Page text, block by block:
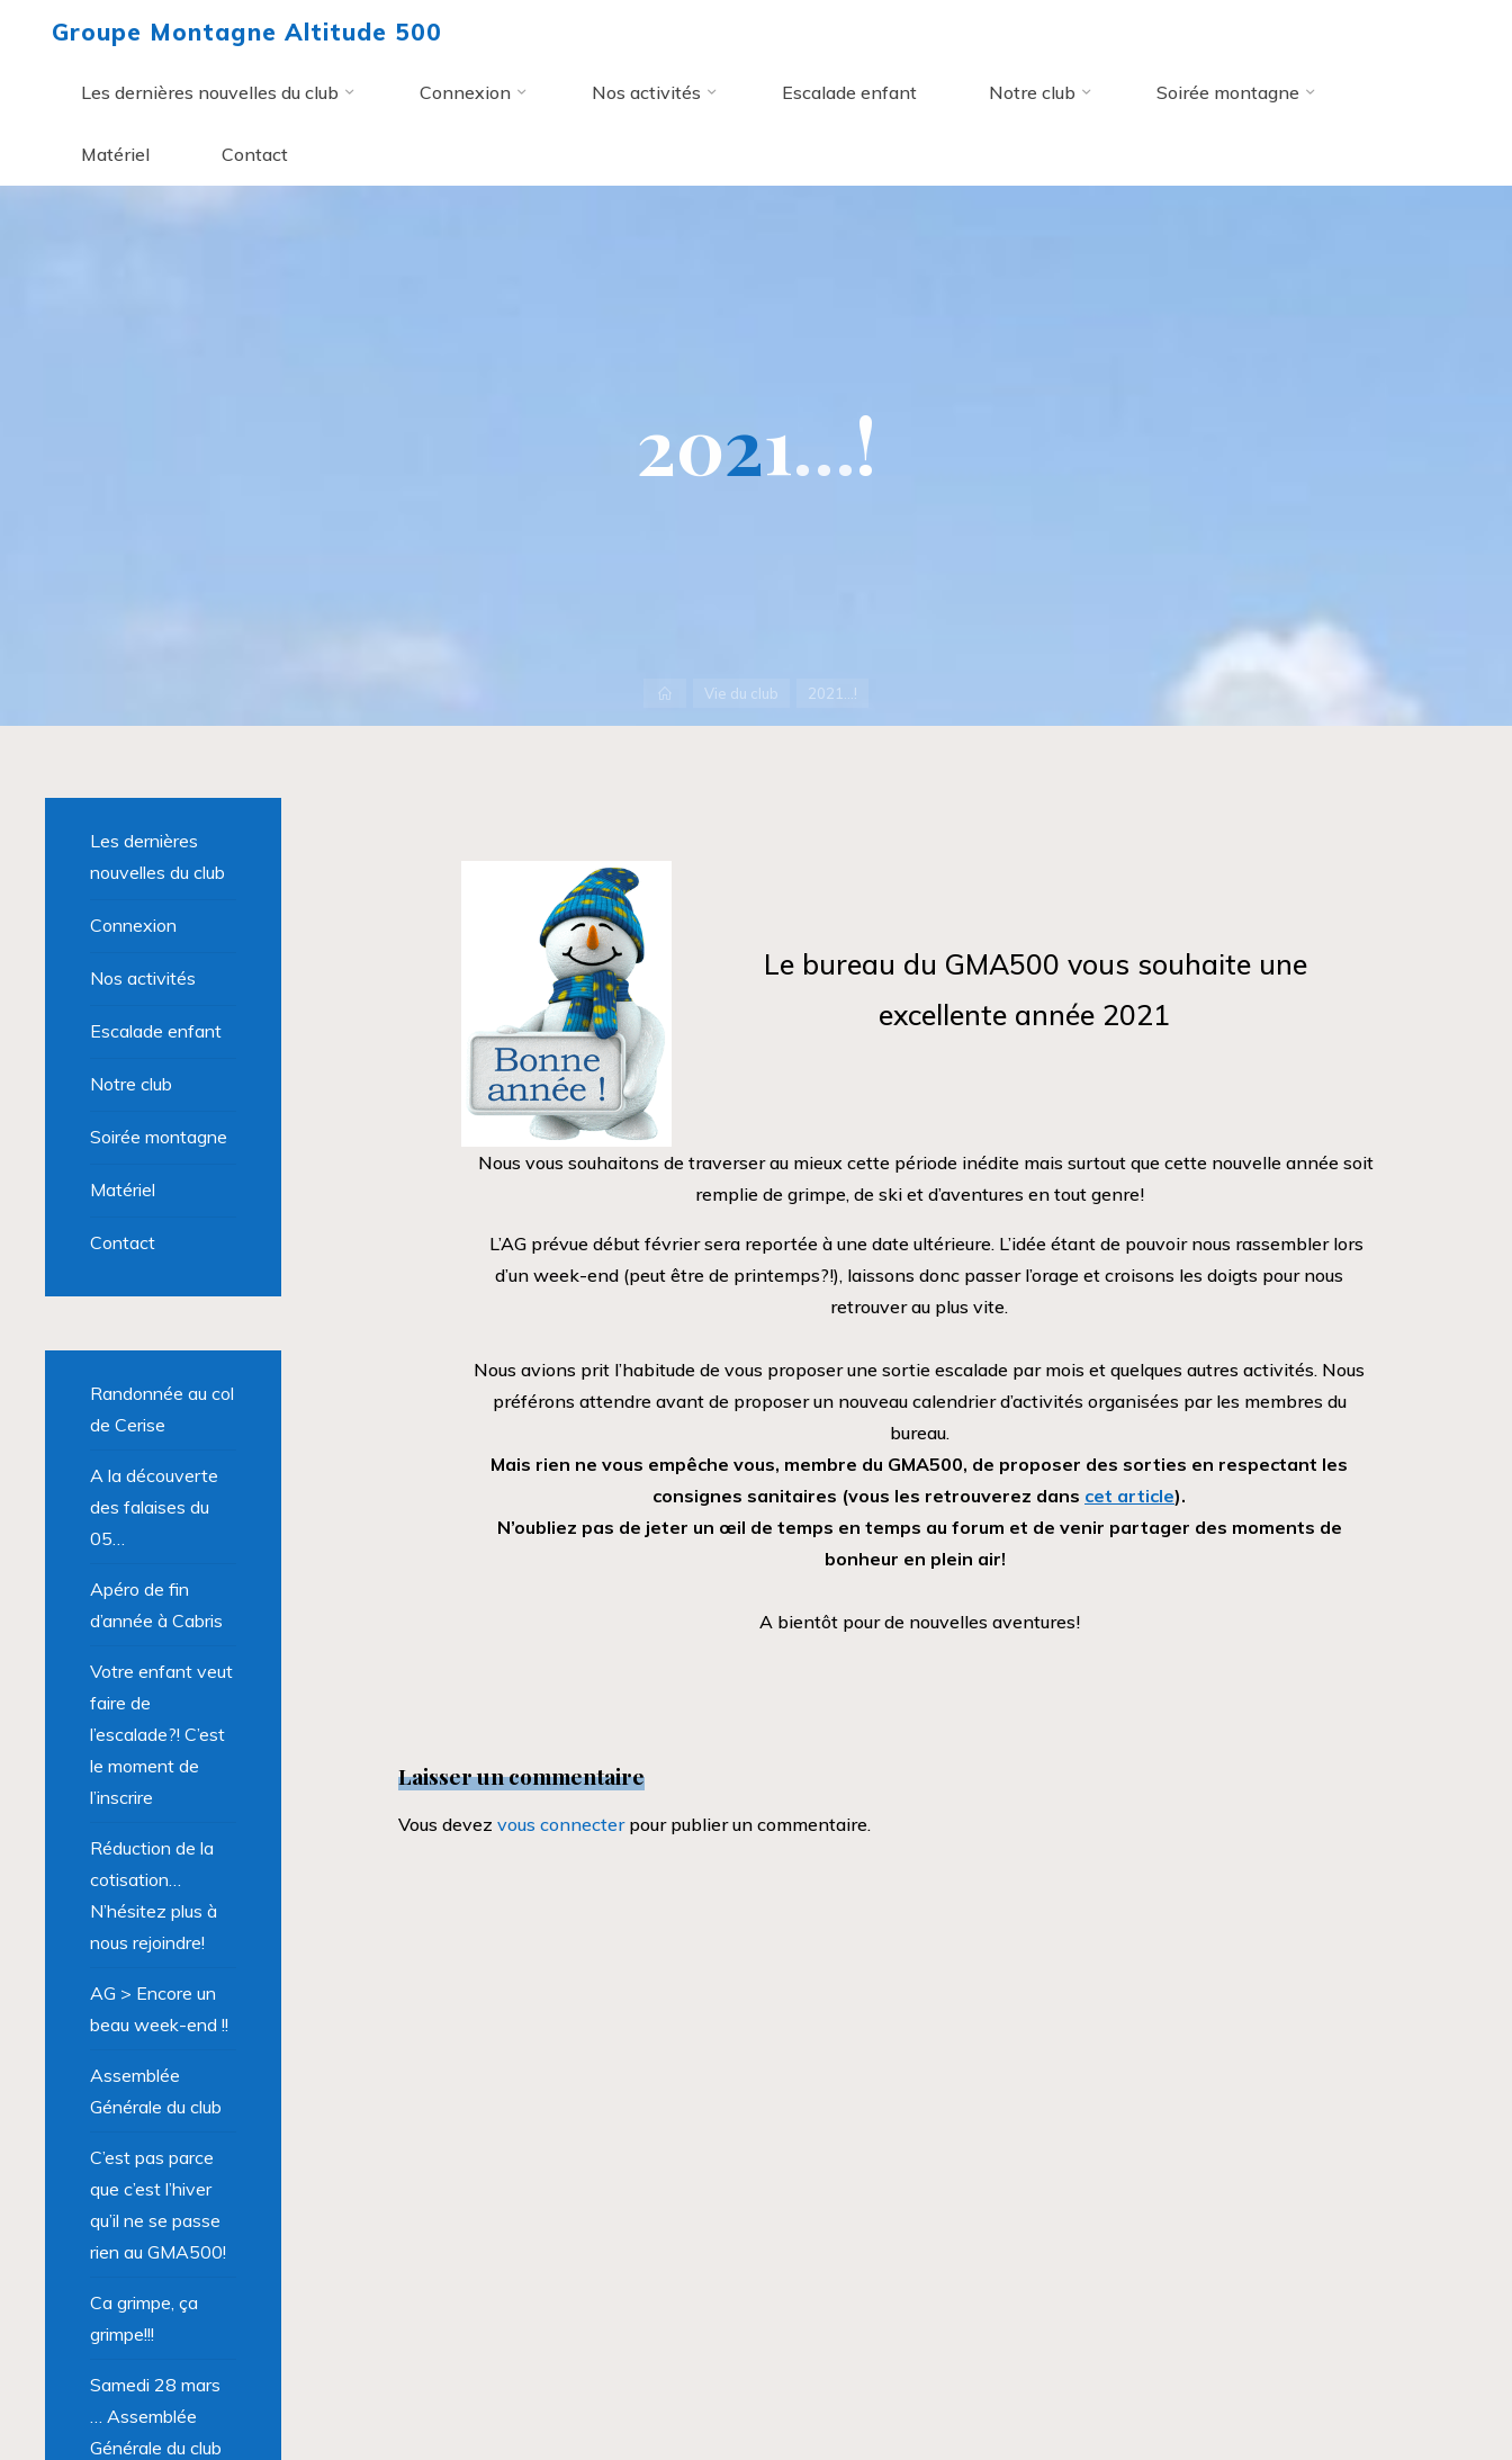
Groupe Montagne Altitude 500
Les dernières nouvelles du club Connexion Nos activités Escalade enfant Notre club Soirée montagne
Matériel Contact
2021…!
AccueilVie du club 2021…!
Le bureau du GMA500 vous souhaite une
excellente année 2021
Nous vous souhaitons de traverser au mieux cette période inédite mais surtout que cette nouvelle année soit
remplie de grimpe, de ski et d’aventures en tout genre!
L’AG prévue début février sera reportée à une date ultérieure. L’idée étant de pouvoir nous rassembler lors
d’un week-end (peut être de printemps?!), laissons donc passer l’orage et croisons les doigts pour nous
retrouver au plus vite.
Nous avions prit l’habitude de vous proposer une sortie escalade par mois et quelques autres activités. Nous
préférons attendre avant de proposer un nouveau calendrier d’activités organisées par les membres du
bureau.
Mais rien ne vous empêche vous, membre du GMA500, de proposer des sorties en respectant les
consignes sanitaires (vous les retrouverez dans cet article).
N’oubliez pas de jeter un œil de temps en temps au forum et de venir partager des moments de
bonheur en plein air!
A bientôt pour de nouvelles aventures!
Laisser un commentaire
Vous devez vous connecterpour publier un commentaire.
Les dernières
nouvelles du club
Connexion
Nos activités
Escalade enfant
Notre club
Soirée montagne
Matériel
Contact
Randonnée au col
de Cerise
A la découverte
des falaises du
05…
Apéro de fin
d’année à Cabris
Votre enfant veut
faire de
l’escalade?! C’est
le moment de
l’inscrire
Réduction de la
cotisation…
N’hésitez plus à
nous rejoindre!
AG > Encore un
beau week-end !!
Assemblée
Générale du club
C’est pas parce
que c’est l’hiver
qu’il ne se passe
rien au GMA500!
Ca grimpe, ça
grimpe!!!
Samedi 28 mars
… Assemblée
Générale du club